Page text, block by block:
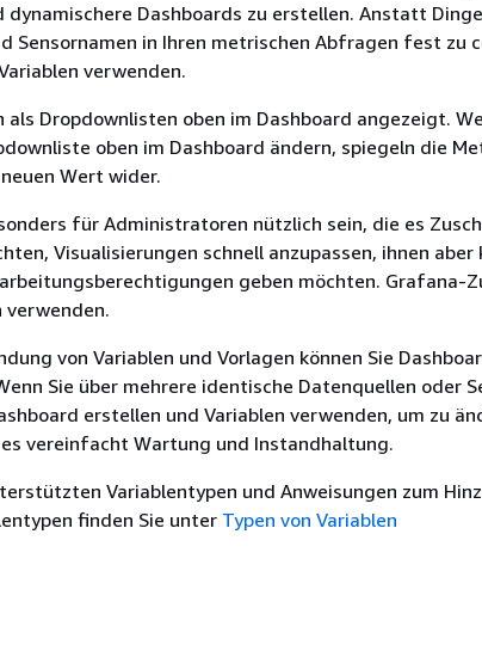
Dashboards zu erstellen. Anstatt
Sensornamen in Ihren metrischen Abfragen fest zu
verwenden.
als Dropdownlisten oben im Dashboard angezeigt.
oben im Dashboard ändern, spiegeln die
Wert wider.
für Administratoren nützlich sein, die es
Visualisierungen schnell anzupassen, ihnen aber
geben möchten. Grafana-
verwenden.
von Variablen und Vorlagen können Sie
Sie über mehrere identische Datenquellen oder
erstellen und Variablen verwenden, um zu
vereinfacht Wartung und Instandhaltung.
Variablentypen und Anweisungen zum
finden Sie unter Typen von Variablen